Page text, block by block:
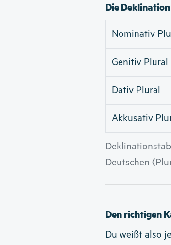
Die
Deutschen
Nominativ
Genitiv Plural
Dativ Plural
Akkusativ
Den richtigen
Du weißt also